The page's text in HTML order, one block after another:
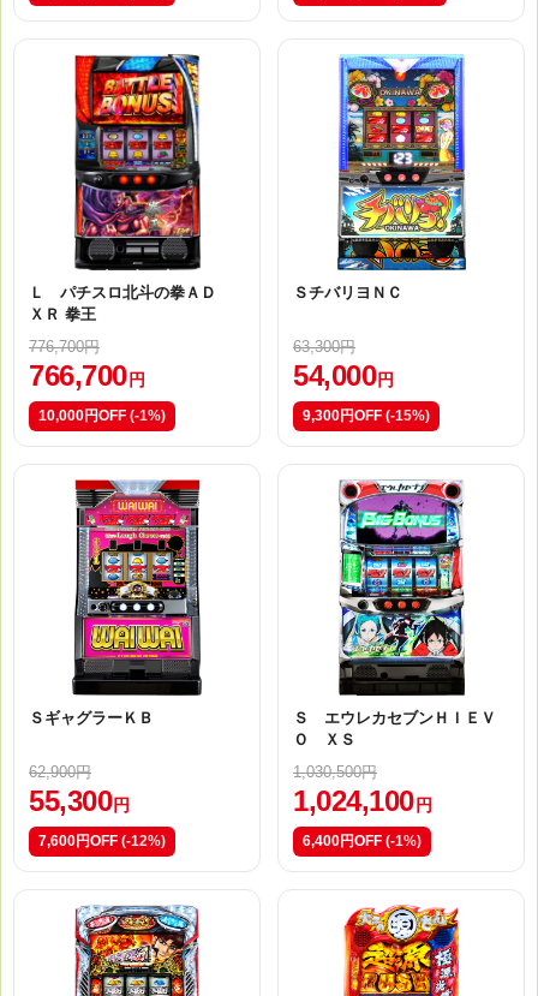
Ｌ パチスロ北斗の拳ＡＤ
ＸＲ 拳王
776,700円
766,700 円
10,000円OFF (-1%)
ＳチバリヨＮＣ
63,300円
54,000 円
9,300円OFF (-15%)
ＳギャグラーＫＢ
62,900円
55,300 円
7,600円OFF (-12%)
Ｓ エウレカセブンＨＩＥＶ
Ｏ ＸＳ
1,030,500円
1,024,100 円
6,400円OFF (-1%)